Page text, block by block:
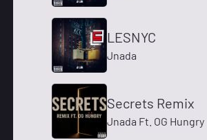
LESNYC
Jnada
Secrets Remix
Jnada Ft. OG Hungry